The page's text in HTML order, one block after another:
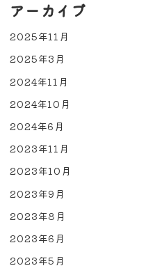
アーカイブ
2025年11月
2025年3月
2024年11月
2024年10月
2024年6月
2023年11月
2023年10月
2023年9月
2023年8月
2023年6月
2023年5月